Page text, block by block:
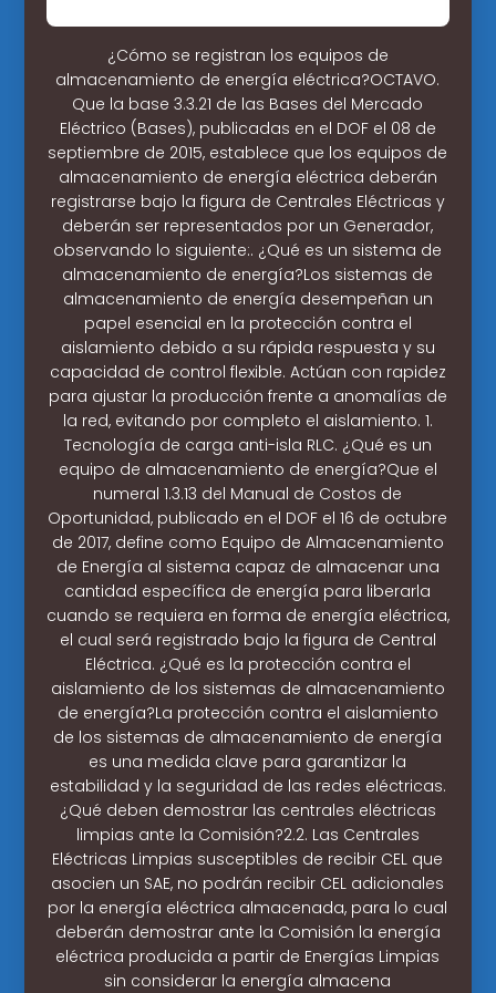
¿Cómo se registran los equipos de
almacenamiento de energía eléctrica?OCTAVO.
Que la base 3.3.21 de las Bases del Mercado
Eléctrico (Bases), publicadas en el DOF el 08 de
septiembre de 2015, establece que los equipos de
almacenamiento de energía eléctrica deberán
registrarse bajo la figura de Centrales Eléctricas y
deberán ser representados por un Generador,
observando lo siguiente:. ¿Qué es un sistema de
almacenamiento de energía?Los sistemas de
almacenamiento de energía desempeñan un
papel esencial en la protección contra el
aislamiento debido a su rápida respuesta y su
capacidad de control flexible. Actúan con rapidez
para ajustar la producción frente a anomalías de
la red, evitando por completo el aislamiento. 1.
Tecnología de carga anti-isla RLC. ¿Qué es un
equipo de almacenamiento de energía?Que el
numeral 1.3.13 del Manual de Costos de
Oportunidad, publicado en el DOF el 16 de octubre
de 2017, define como Equipo de Almacenamiento
de Energía al sistema capaz de almacenar una
cantidad específica de energía para liberarla
cuando se requiera en forma de energía eléctrica,
el cual será registrado bajo la figura de Central
Eléctrica. ¿Qué es la protección contra el
aislamiento de los sistemas de almacenamiento
de energía?La protección contra el aislamiento
de los sistemas de almacenamiento de energía
es una medida clave para garantizar la
estabilidad y la seguridad de las redes eléctricas.
¿Qué deben demostrar las centrales eléctricas
limpias ante la Comisión?2.2. Las Centrales
Eléctricas Limpias susceptibles de recibir CEL que
asocien un SAE, no podrán recibir CEL adicionales
por la energía eléctrica almacenada, para lo cual
deberán demostrar ante la Comisión la energía
eléctrica producida a partir de Energías Limpias
sin considerar la energía almacena